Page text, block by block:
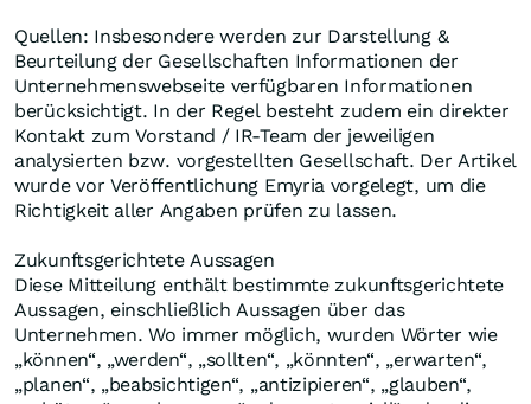
Quellen: Insbesondere werden zur Darstellung &
Beurteilung der Gesellschaften Informationen der
Unternehmenswebseite verfügbaren Informationen
berücksichtigt. In der Regel besteht zudem ein direkter
Kontakt zum Vorstand / IR-Team der jeweiligen
analysierten bzw. vorgestellten Gesellschaft. Der Artikel
wurde vor Veröffentlichung Emyria vorgelegt, um die
Richtigkeit aller Angaben prüfen zu lassen.
Zukunftsgerichtete Aussagen
Diese Mitteilung enthält bestimmte zukunftsgerichtete
Aussagen, einschließlich Aussagen über das
Unternehmen. Wo immer möglich, wurden Wörter wie
„können“, „werden“, „sollten“, „könnten“, „erwarten“,
„planen“, „beabsichtigen“, „antizipieren“, „glauben“,